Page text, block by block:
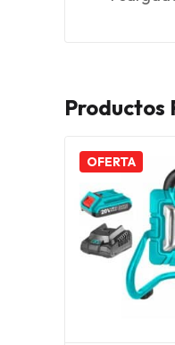
Productos
OFERTA